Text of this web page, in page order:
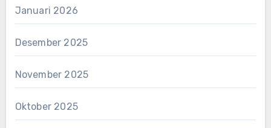
Januari 2026
Desember 2025
November 2025
Oktober 2025